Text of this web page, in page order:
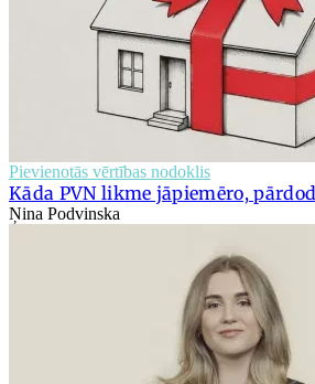
Pievienotās vērtības nodoklis
Kāda PVN likme jāpiemēro,
Ņina Podvinska